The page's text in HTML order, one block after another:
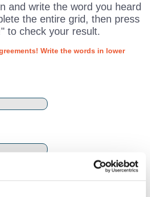
and write the word you heard
the entire grid, then press
to check your result.
Write the words in lower